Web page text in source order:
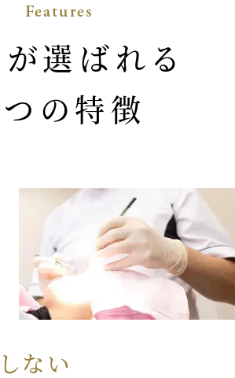
Features
選ばれる
つの特徴
ない